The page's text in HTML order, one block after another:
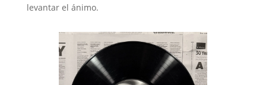
levantar el ánimo.